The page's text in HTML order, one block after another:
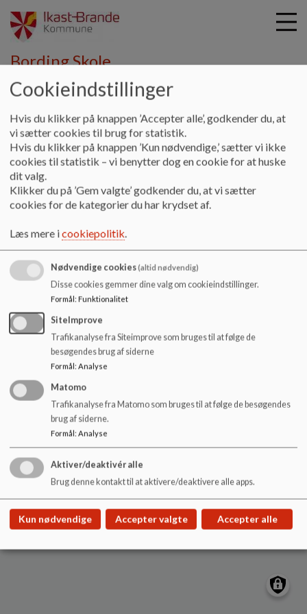
i
Bording Skole
Hjem
SFO
Velkommen til Bording SFO
Bording Skole
Solsortevej 10, 7441 Bording
bordingskole@ikast-brande.dk
9960 4900 / SFO 2371 4897
EAN NR. 5798005571087
Sitemap
Cookie politik
Cookieindstillinger
Hvis du klikker på knappen ’Accepter alle’, godkender du, at
vi sætter cookies til brug for statistik.
Hvis du klikker på knappen ’Kun nødvendige,’ sætter vi ikke
cookies til statistik – vi benytter dog en cookie for at huske
dit valg.
Klikker du på ’Gem valgte’ godkender du, at vi sætter
cookies for de kategorier du har krydset af.
Læs mere icookiepolitik.
Nødvendige cookies(altid nødvendig)
Disse cookies gemmer dine valg om cookieindstillinger.
Formål: Funktionalitet
SiteImprove
Trafikanalyse fra Siteimprove som bruges til at følge de
besøgendes brug af siderne
Formål: Analyse
Matomo
Trafikanalyse fra Matomo som bruges til at følge de besøgendes
brug af siderne.
Formål: Analyse
Aktiver/deaktivér alle
Brug denne kontakt til at aktivere/deaktivere alle apps.
Kun nødvendige Accepter valgte Accepter alle